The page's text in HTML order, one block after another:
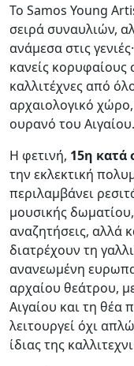
Το Samos Young
σειρά συναυλιών,
ανάμεσα στις
κανείς κορυφαίους
καλλιτέχνες από
αρχαιολογικό
ουρανό του Αιγαίου.
Η φετινή, 15η κατά
την εκλεκτική
περιλαμβάνει
μουσικής δωματίου,
αναζητήσεις, αλλά
διατρέχουν τη
ανανεωμένη
αρχαίου θεάτρου,
Αιγαίου και τη θέα
λειτουργεί όχι
ίδιας της